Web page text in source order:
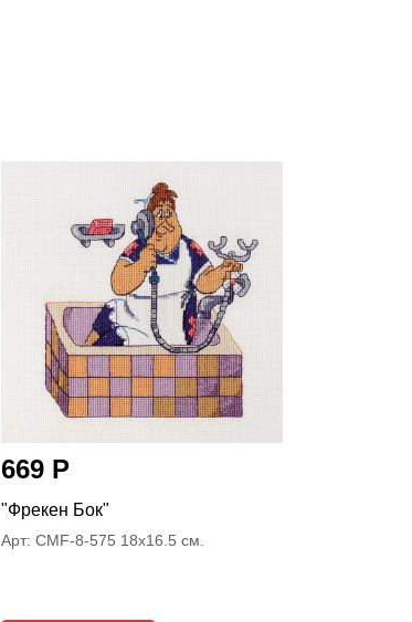
669 Р
"Фрекен Бок"
Арт: CMF-8-575 18x16.5 см.